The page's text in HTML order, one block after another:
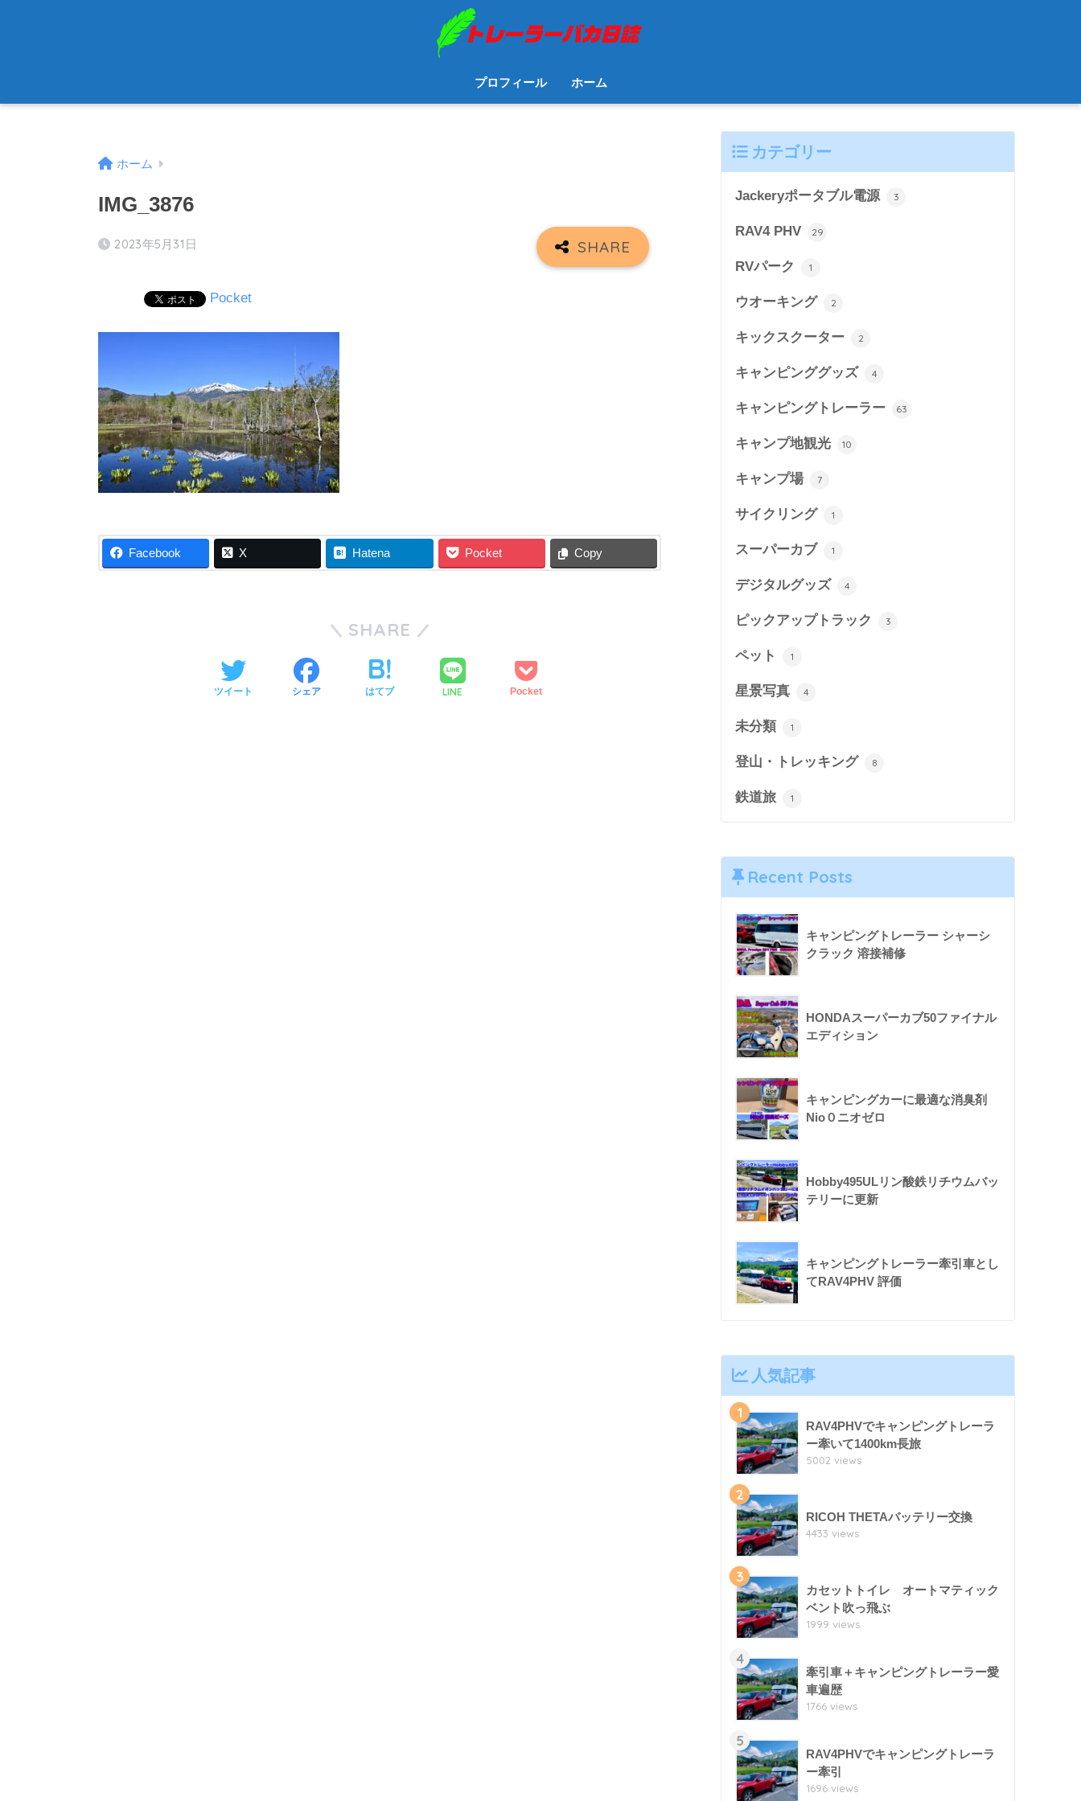
プロフィール ホーム
ホーム
IMG_3876
2023年5月31日
Pocket
Facebook X Hatena Pocket Copy
SHARE
ツイート シェア はてブ LINE Pocket
カテゴリー
Jackeryポータブル電源 3
RAV4 PHV 29
RVパーク 1
ウオーキング 2
キックスクーター 2
キャンピンググッズ 4
キャンピングトレーラー 63
キャンプ地観光 10
キャンプ場 7
サイクリング 1
スーパーカブ 1
デジタルグッズ 4
ピックアップトラック 3
ペット 1
星景写真 4
未分類 1
登山・トレッキング 8
鉄道旅 1
Recent Posts
キャンピングトレーラー シャーシ
クラック 溶接補修
HONDAスーパーカブ50ファイナル
エディション
キャンピングカーに最適な消臭剤
Nio０ニオゼロ
Hobby495ULリン酸鉄リチウムバッ
テリーに更新
キャンピングトレーラー牽引車とし
てRAV4PHV 評価
人気記事
1
RAV4PHVでキャンピングトレーラ
ー牽いて1400km長旅
5002 views
2
RICOH THETAバッテリー交換
4433 views
3
カセットトイレ オートマティック
ベント吹っ飛ぶ
1999 views
4
牽引車＋キャンピングトレーラー愛
車遍歴
1766 views
5
RAV4PHVでキャンピングトレーラ
ー牽引
1696 views